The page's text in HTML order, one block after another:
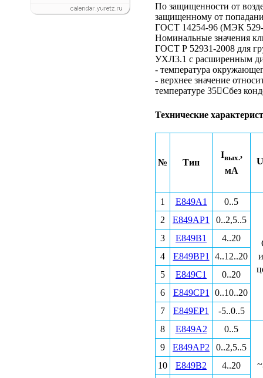
По защищенности от
защищенному от
ГОСТ 14254-96 (МЭК
Номинальные значения
ГОСТ Р 52931-2008 для
УХЛ3.1 с расширенным
- температура
- верхнее значение
температуре 35Сбез
Технические
№ Тип
Iвых.,
мА
U
1 Е849А1 0..5
2 Е849АР1
0..2,5..5
3
Е849В1
4..20
4
Е849ВР1
4..12..20
5
Е849С1
0..20
6
Е849СР1
0..10..20
7
Е849ЕР1
-5..0..5
8
Е849А2 0..5
9 Е849АР2
0..2,5..5
10
Е849В2
4..20